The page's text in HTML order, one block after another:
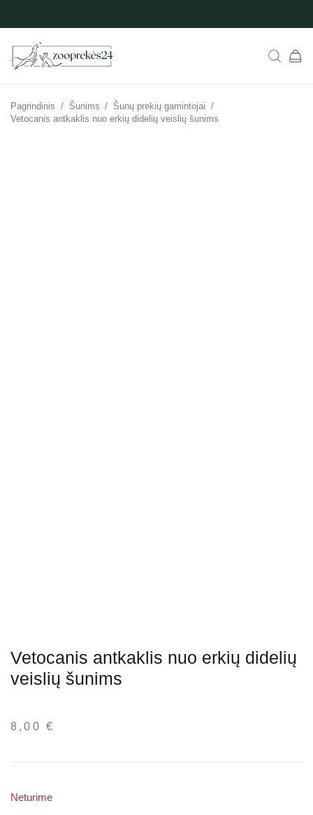
Pagrindinis / Šunims / Šunų prekių gamintojai /
Vetocanis antkaklis nuo erkių didelių veislių šunims
Vetocanis antkaklis nuo erkių didelių
veislių šunims
8,00 €
Neturime